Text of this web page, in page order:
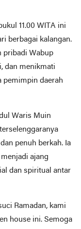
11.00 WITA ini
berbagai kalangan.
pribadi Wabup
dan menikmati
pemimpin daerah
Waris Muin
penuh berkah. Ia
ajang
dan spiritual antar
Ramadan, kami
house ini. Semoga